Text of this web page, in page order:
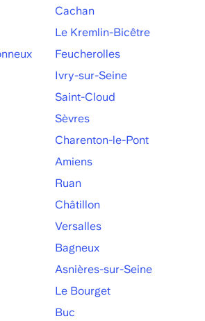
Cachan
Le Kremlin-Bicêtre
Feucherolles
Ivry-sur-Seine
Saint-Cloud
Sèvres
Charenton-le-Pont
Amiens
Ruan
Châtillon
Versalles
Bagneux
Asnières-sur-Seine
Le Bourget
Buc